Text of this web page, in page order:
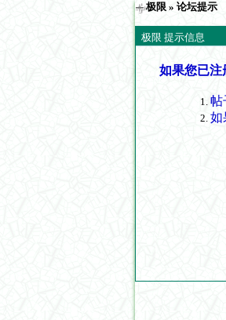
极限 » 论坛提示
极限 提示信息
如果您已注
帖
如